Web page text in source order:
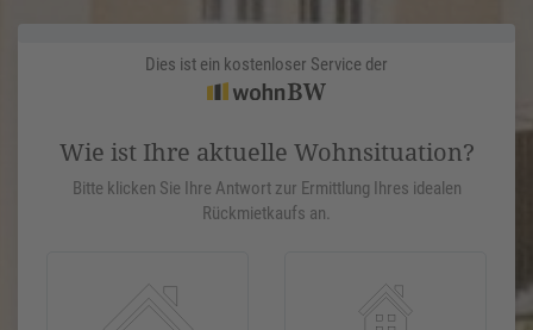
Dies ist ein kostenloser Service der
Wie ist Ihre aktuelle Wohnsituation?
Bitte klicken Sie Ihre Antwort zur Ermittlung Ihres idealen
Rückmietkaufs an.